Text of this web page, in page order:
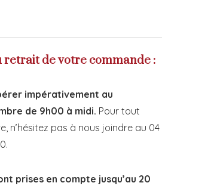
de votre commande :
impérativement au
de 9h00 à midi. Pour tout
n’hésitez pas à nous joindre au 04
prises en compte jusqu’au 20